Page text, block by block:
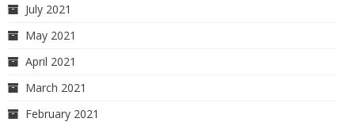
July 2021
May 2021
April 2021
March 2021
February 2021